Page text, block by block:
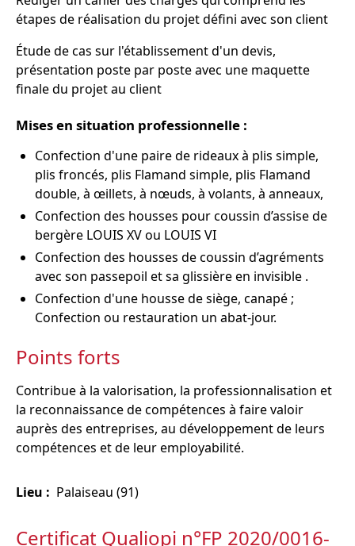
étapes de réalisation du projet défini avec son client
Étude de cas sur l'établissement d'un devis,
présentation poste par poste avec une maquette
finale du projet au client
Mises en situation professionnelle :
Confection d'une paire de rideaux à plis simple,
plis froncés, plis Flamand simple, plis Flamand
double, à œillets, à nœuds, à volants, à anneaux,
Confection des housses pour coussin d’assise de
bergère LOUIS XV ou LOUIS VI
Confection des housses de coussin d’agréments
avec son passepoil et sa glissière en invisible .
Confection d'une housse de siège, canapé ;
Confection ou restauration un abat-jour.
Points forts
Contribue à la valorisation, la professionnalisation et
la reconnaissance de compétences à faire valoir
auprès des entreprises, au développement de leurs
compétences et de leur employabilité.
Lieu : Palaiseau (91)
Certificat Qualiopi n°FP 2020/0016-